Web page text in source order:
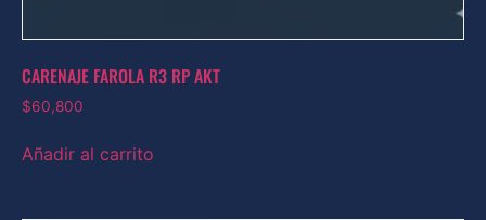
CARENAJE FAROLA R3 RP AKT
$60,800
Añadir al carrito